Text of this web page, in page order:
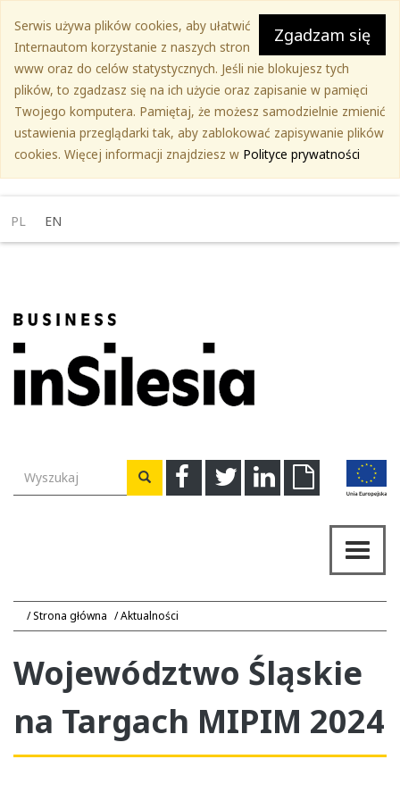
treści
głównej
Zgadzam się
Serwis używa plików cookies, aby ułatwić
Internautom korzystanie z naszych stron
www oraz do celów statystycznych. Jeśli nie blokujesz tych
plików, to zgadzasz się na ich użycie oraz zapisanie w pamięci
Twojego komputera. Pamiętaj, że możesz samodzielnie zmienić
ustawienia przeglądarki tak, aby zablokować zapisywanie plików
cookies. Więcej informacji znajdziesz w Polityce prywatności
PL EN
FacebookTwitterLinkedinDownload
Wyszukiwarka Wyszukaj
Strona główna Aktualności
Województwo Śląskie
na Targach MIPIM 2024